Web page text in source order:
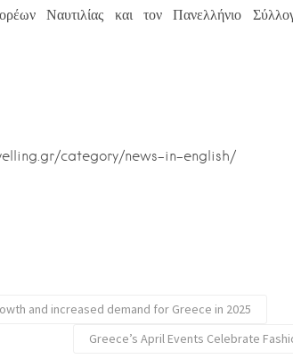
Ναυτιλίας και τον Πανελλήνιο
category/news-in-english/
and increased demand for Greece in 2025
Greece’s April Events Celebrate